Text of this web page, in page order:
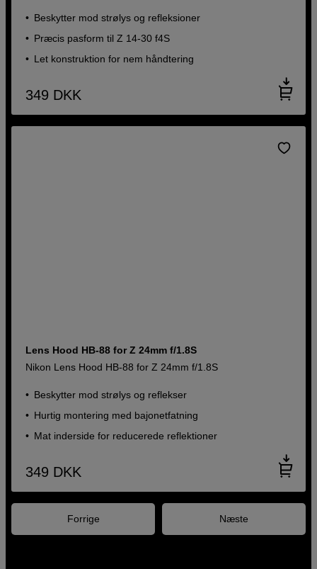
Beskytter mod strølys og refleksioner
Præcis pasform til Z 14-30 f4S
Let konstruktion for nem håndtering
349 DKK
Lens Hood HB-88 for Z 24mm f/1.8S
Nikon Lens Hood HB-88 for Z 24mm f/1.8S
Beskytter mod strølys og reflekser
Hurtig montering med bajonetfatning
Mat inderside for reducerede reflektioner
349 DKK
Forrige Næste